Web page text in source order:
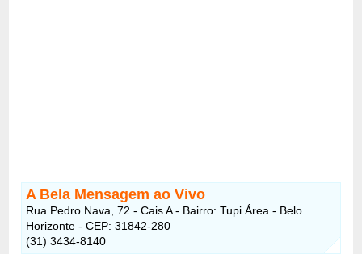
A Bela Mensagem ao Vivo
Rua Pedro Nava, 72 - Cais A - Bairro: Tupi Área - Belo
Horizonte - CEP: 31842-280
(31) 3434-8140